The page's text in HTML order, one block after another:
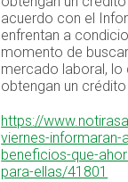
acuerdo con el
enfrentan a
momento de
mercado laboral, lo
obtengan un
https://
viernes-informaran-
beneficios-que-
para-ellas/41801